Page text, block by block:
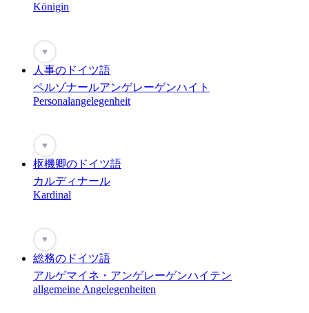
Königin
♥
人事のドイツ語
ペルゾナールアンゲレーゲンハイト
Personalangelegenheit
♥
枢機卿のドイツ語
カルディナール
Kardinal
♥
総務のドイツ語
アルゲマイネ・アンゲレーゲンハイテン
allgemeine Angelegenheiten